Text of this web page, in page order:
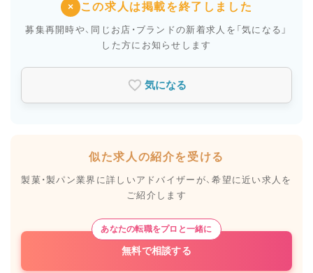
× この求人は掲載を終了しました
募集再開時や、同じお店・ブランドの新着求人を 「気になる」
した方にお知らせします
気になる
似た求人の紹介を受ける
製菓・製パン業界に詳しいアドバイザーが、希望に近い求人を
ご紹介します
あなたの転職をプロと一緒に
無料で相談する